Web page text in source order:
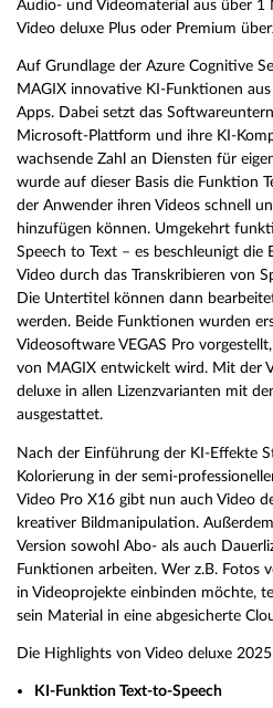
Audio- und Videomaterial aus über
Video deluxe Plus oder Premium
Auf Grundlage der Azure Cognitive
MAGIX innovative KI-Funktionen
Apps. Dabei setzt das
Microsoft-Plattform und ihre KI-
wachsende Zahl an Diensten für
wurde auf dieser Basis die Funktion
der Anwender ihren Videos schnell
hinzufügen können. Umgekehrt
Speech to Text – es beschleunigt
Video durch das Transkribieren von
Die Untertitel können dann
werden. Beide Funktionen wurden
Videosoftware VEGAS Pro
von MAGIX entwickelt wird. Mit der
deluxe in allen Lizenzvarianten mit
ausgestattet.
Nach der Einführung der KI-Effekte
Kolorierung in der semi-
Video Pro X16 gibt nun auch Video
kreativer Bildmanipulation.
Version sowohl Abo- als auch
Funktionen arbeiten. Wer z.B. Fotos
in Videoprojekte einbinden möchte,
sein Material in eine abgesicherte
Die Highlights von Video deluxe
KI-Funktion Text-to-Speech